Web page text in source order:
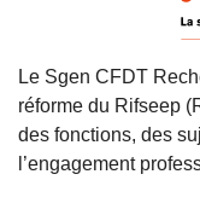
Le Sgen CFDT
réforme du Rifseep
des fonctions, des
l’engagement